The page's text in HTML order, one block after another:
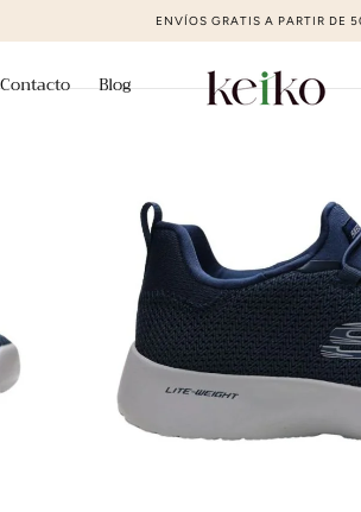
ZAPATOS DE MODA AL MEJOR
Contacto Blog